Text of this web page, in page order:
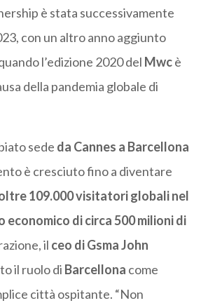
è stata successivamente
con un altro anno aggiunto
l’edizione 2020 del Mwcè
della pandemia globale di
sede da Cannes a Barcellona
è cresciuto fino a diventare
109.000 visitatori globali nel
economico di circa 500 milioni di
il ceo di Gsma John
il ruolo di Barcellona come
città ospitante. “Non